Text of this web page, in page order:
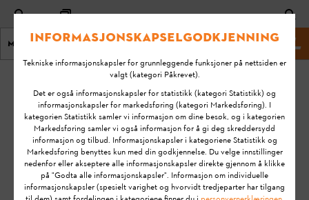
Meny STIHL Nettsted
Gressklippere
FAQ - Gressklippere
Her finner du grunnleggende informasjon om STIHL
Informasjonskapselgodkjenning
Tekniske informasjonskapsler for grunnleggende funksjoner på nettsiden er
valgt (kategori Påkrevet).
Det er også informasjonskapsler for statistikk (kategori Statistikk) og
informasjonskapsler for markedsføring (kategori Markedsføring). I
kategorien Statistikk samler vi informasjon om dine besøk, og i kategorien
Markedsføring samler vi også informasjon for å gi deg skreddersydd
informasjon og tilbud. Informasjonskapsler i kategoriene Statistikk og
Markedsføring benyttes kun med din godkjennelse. Du velge innstillinger
nedenfor eller akseptere alle informasjonskapsler direkte gjennom å klikke
på "Godta alle informasjonskapsler". Informasjon om individuelle
informasjonskapsler (spesielt varighet og hvorvidt tredjeparter har tilgang